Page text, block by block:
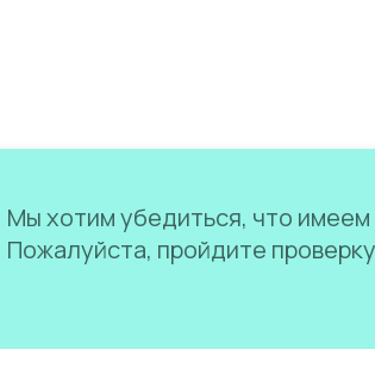
Мы хотим убедиться, что
Пожалуйста, пройдите